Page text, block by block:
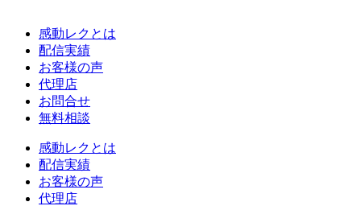
感動レクとは
配信実績
お客様の声
代理店
お問合せ
無料相談
感動レクとは
配信実績
お客様の声
代理店